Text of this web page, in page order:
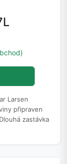
Larsen
připraven
zastávka